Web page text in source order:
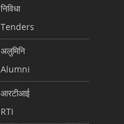
निविधा
Tenders
अलुमिनि
Alumni
आरटीआई
RTI